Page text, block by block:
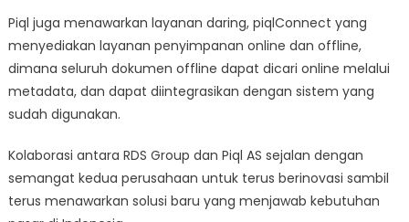
Piql juga menawarkan layanan daring, piqlConnect yang
menyediakan layanan penyimpanan online dan offline,
dimana seluruh dokumen offline dapat dicari online melalui
metadata, dan dapat diintegrasikan dengan sistem yang
sudah digunakan.
Kolaborasi antara RDS Group dan Piql AS sejalan dengan
semangat kedua perusahaan untuk terus berinovasi sambil
terus menawarkan solusi baru yang menjawab kebutuhan